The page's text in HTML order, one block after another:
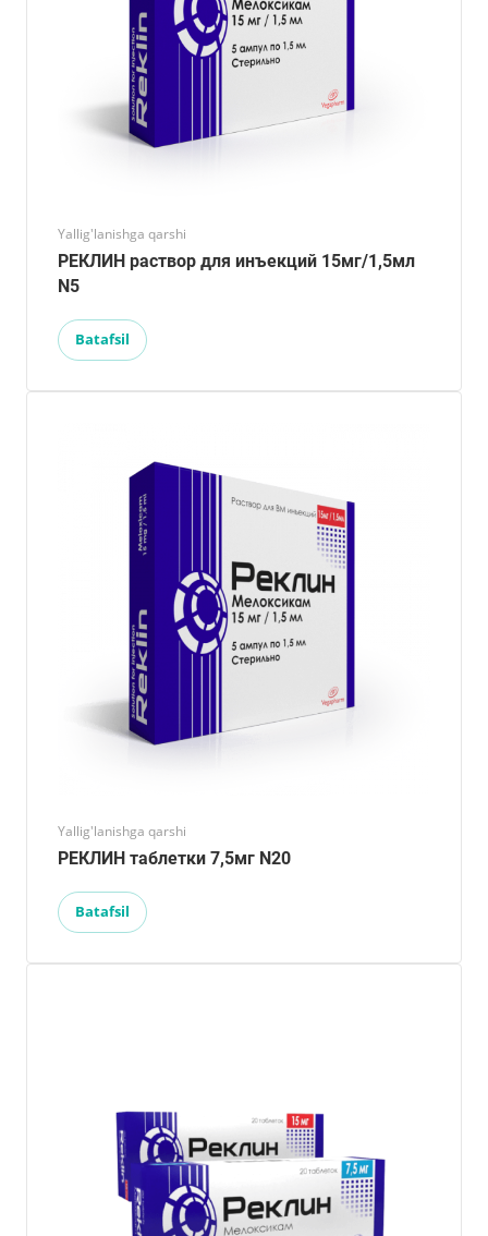
Yallig'lanishga qarshi
РЕКЛИН раствор для инъекций 15мг/1,5мл
N5
Batafsil
Yallig'lanishga qarshi
РЕКЛИН таблетки 7,5мг N20
Batafsil